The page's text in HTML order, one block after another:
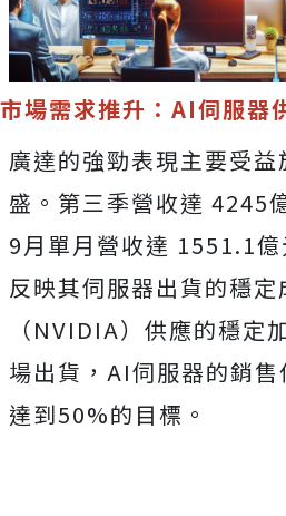
市場需求推升：AI伺服器
廣達的強勁表現主要受
盛。第三季營收達 4245
9月單月營收達 1551.1
反映其伺服器出貨的穩
（NVIDIA）供應的穩定
場出貨，AI伺服器的銷
達到50%的目標。